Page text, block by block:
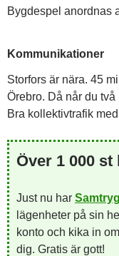
Bygdespel anordnas
Kommunikationer
Storfors är nära. 45
Örebro. Då når du
Bra kollektivtrafik
Över 1 000
Just nu har
lägenheter på sin
konto och kika in
dig. Gratis är gott!